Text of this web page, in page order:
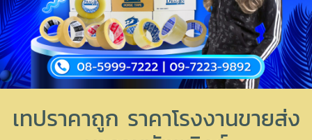
เทปราคาถูก ราคาโรงงานขายส่ง